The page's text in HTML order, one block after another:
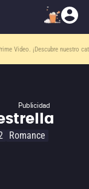
Video. ¡Descubre nuestro
Publicidad
Romance